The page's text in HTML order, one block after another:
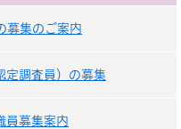
募集のご案内
定調査員）の募集
員募集案内